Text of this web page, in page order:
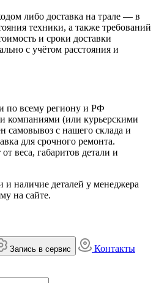
либо доставка на трале — в
техники, а также требований
и сроки доставки
с учётом расстояния и
по всему региону и РФ
компаниями (или курьерскими
самовывоз с нашего склада и
для срочного ремонта.
веса, габаритов детали и
и наличие деталей у менеджера
на сайте.
Запись в сервис
Контакты